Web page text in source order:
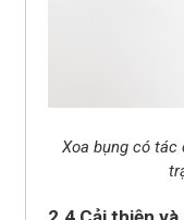
Xoa bụng có tác